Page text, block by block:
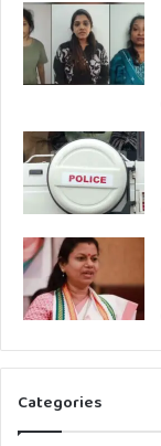
Categories